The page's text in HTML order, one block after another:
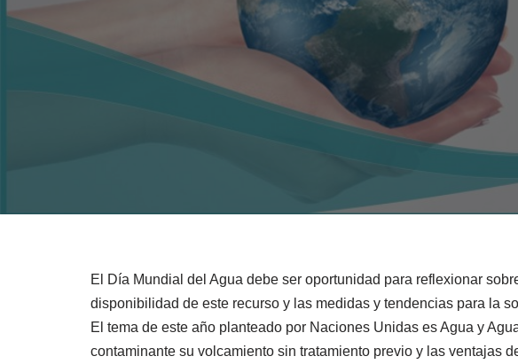
El Día Mundial del Agua debe ser oportunidad para reflexionar
disponibilidad de este recurso y las medidas y tendencias para la
El tema de este año planteado por Naciones Unidas es Agua y
contaminante su volcamiento sin tratamiento previo y las ventajas